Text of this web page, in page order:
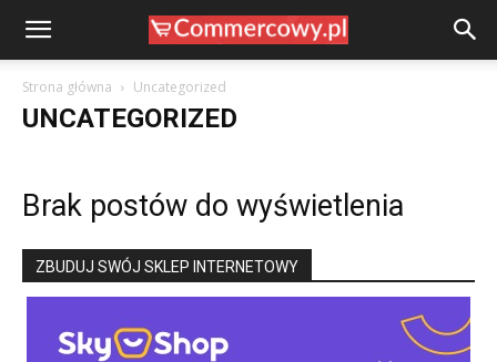
Strona główna Uncategorized
UNCATEGORIZED
Brak postów do wyświetlenia
ZBUDUJ SWÓJ SKLEP INTERNETOWY